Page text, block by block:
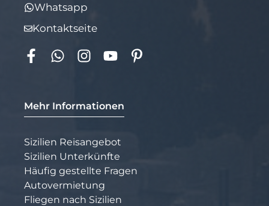
Whatsapp
Kontaktseite
Mehr Informationen
Sizilien Reisangebot
Sizilien Unterkünfte
Häufig gestellte Fragen
Autovermietung
Fliegen nach Sizilien